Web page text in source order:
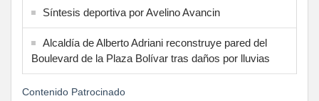
Síntesis deportiva por Avelino Avancin
Alcaldía de Alberto Adriani reconstruye pared del
Boulevard de la Plaza Bolívar tras daños por lluvias
Contenido Patrocinado